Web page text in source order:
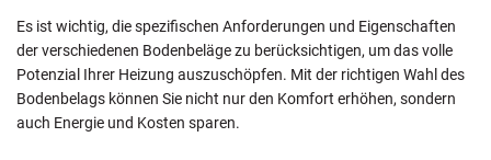
Es ist wichtig, die spezifischen Anforderungen und Eigenschaften
der verschiedenen Bodenbeläge zu berücksichtigen, um das volle
Potenzial Ihrer Heizung auszuschöpfen. Mit der richtigen Wahl des
Bodenbelags können Sie nicht nur den Komfort erhöhen, sondern
auch Energie und Kosten sparen.